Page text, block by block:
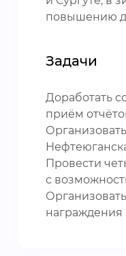
повышению
Задачи
Доработать
приём
Провести
с
награждения